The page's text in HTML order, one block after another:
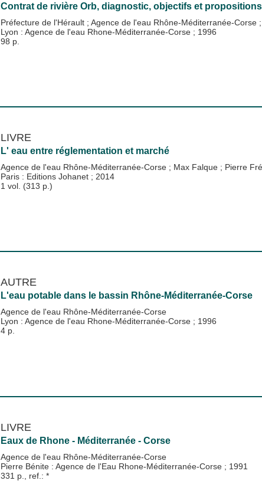
Contrat de rivière Orb, diagnostic, objectifs et propositions
Préfecture de l'Hérault ; Agence de l'eau Rhône-Méditerranée-Corse ;
Lyon : Agence de l'eau Rhone-Méditerranée-Corse ; 1996
98 p.
LIVRE
L' eau entre réglementation et marché
Agence de l'eau Rhône-Méditerranée-Corse ; Max Falque ; Pierre
Paris : Editions Johanet ; 2014
1 vol. (313 p.)
AUTRE
L'eau potable dans le bassin Rhône-Méditerranée-Corse
Agence de l'eau Rhône-Méditerranée-Corse
Lyon : Agence de l'eau Rhone-Méditerranée-Corse ; 1996
4 p.
LIVRE
Eaux de Rhone - Méditerranée - Corse
Agence de l'eau Rhône-Méditerranée-Corse
Pierre Bénite : Agence de l'Eau Rhone-Méditerranée-Corse ; 1991
331 p., ref.: *